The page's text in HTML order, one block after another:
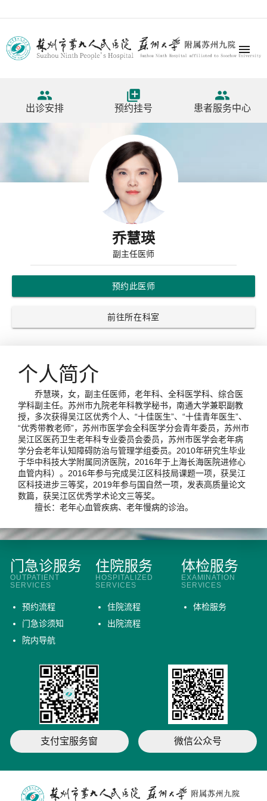


出诊安排

预约挂号

患者服务中心
乔慧瑛
副主任医师
预约此医师
前往所在科室
个人简介
乔慧瑛，女，副主任医师，老年科、全科医学科、综合医
学科副主任。苏州市九院老年科教学秘书，南通大学兼职副教
授，多次获得吴江区优秀个人、“十佳医生”、“十佳青年医生”、
“优秀带教老师”，苏州市医学会全科医学分会青年委员，苏州市
吴江区医药卫生老年科专业委员会委员，苏州市医学会老年病
学分会老年认知障碍防治与管理学组委员。2010年研究生毕业
于华中科技大学附属同济医院，2016年于上海长海医院进修心
血管内科）。2016年参与完成吴江区科技局课题一项，获吴江
区科技进步三等奖，2019年参与国自然一项，发表高质量论文
数篇，获吴江区优秀学术论文三等奖。
擅长：老年心血管疾病、老年慢病的诊治。
门急诊服务
OUTPATIENT
SERVICES
预约流程
门急诊须知
院内导航
住院服务
HOSPITALIZED
SERVICES
住院流程
出院流程
体检服务
EXAMINATION
SERVICES
体检服务
支付宝服务窗 微信公众号